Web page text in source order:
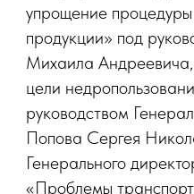
упрощение
продукции» под
Михаила Андреевича,
цели
руководством
Попова Сергея
Генерального
«Проблемы